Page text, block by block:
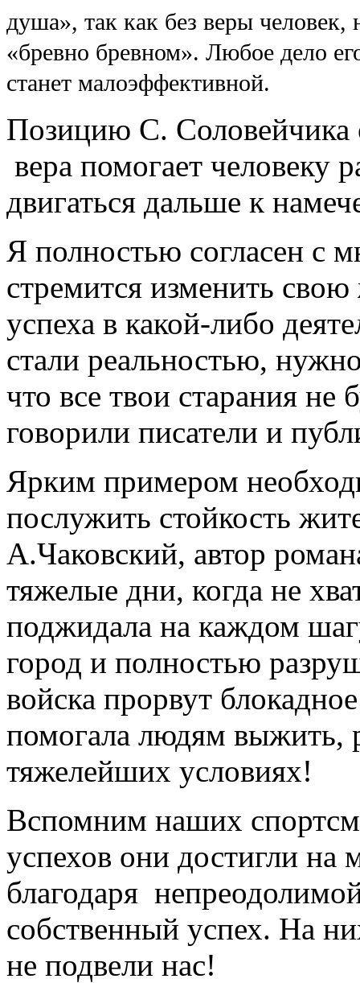
душа», так как без веры
«бревно бревном». Любое дело
станет малоэффективной.
Позицию С. Соловейчика
вера помогает человеку
двигаться дальше к
Я полностью согласен с
стремится изменить
успеха в какой-либо
стали реальностью,
что все твои старания
говорили писатели и
Ярким примером
послужить стойкость
А.Чаковский, автор
тяжелые дни, когда не
поджидала на каждом
город и полностью
войска прорвут
помогала людям выжить,
тяжелейших условиях!
Вспомним наших
успехов они достигли
благодаря
собственный успех. На
не подвели нас!